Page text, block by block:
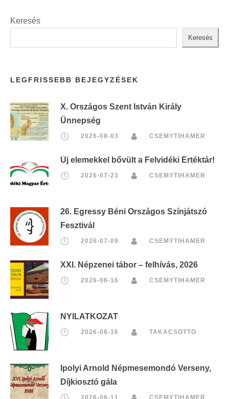
Keresés
Keresés
LEGFRISSEBB BEJEGYZÉSEK
X. Országos Szent István Király
Ünnepség
2026-08-03 CSEMYTIHAMER
Új elemekkel bővült a Felvidéki Értéktár!
2026-07-23 CSEMYTIHAMER
26. Egressy Béni Országos Színjátszó
Fesztivál
2026-07-09 CSEMYTIHAMER
XXI. Népzenei tábor – felhívás, 2026
2026-06-16 CSEMYTIHAMER
NYILATKOZAT
2026-06-16 TAKACSOTTO
Ipolyi Arnold Népmesemondó Verseny,
Díjkiosztó gála
2026-06-11 CSEMYTIHAMER